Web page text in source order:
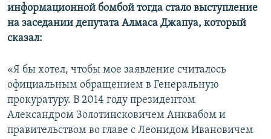
информационной бомбой тогда стало выступление
на заседании депутата Алмаса Джапуа, который
сказал:
«Я бы хотел, чтобы мое заявление считалось
официальным обращением в Генеральную
прокуратуру. В 2014 году президентом
Александром Золотинсковичем Анквабом и
правительством во главе с Леонидом Ивановичем